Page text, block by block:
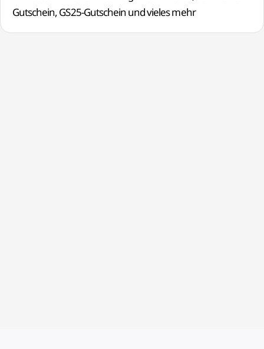
Gutschein, GS25-Gutschein und vieles mehr